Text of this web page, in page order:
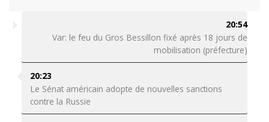
20:54
Var: le feu du Gros Bessillon fixé après 18 jours de
mobilisation (préfecture)
20:23
Le Sénat américain adopte de nouvelles sanctions
contre la Russie